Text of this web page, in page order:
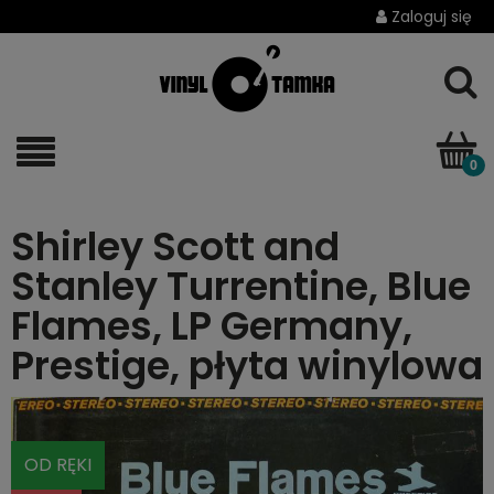
Zaloguj się
Shirley Scott and
Stanley Turrentine, Blue
Flames, LP Germany,
Prestige, płyta winylowa
OD RĘKI